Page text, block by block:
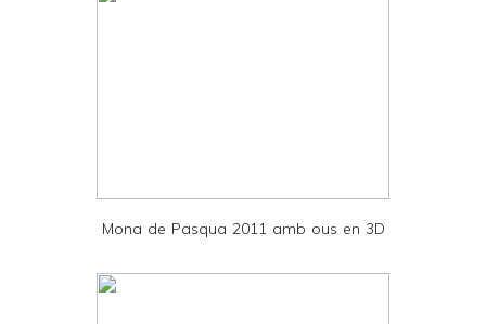
Mona de Pasqua 2011 amb ous en 3D